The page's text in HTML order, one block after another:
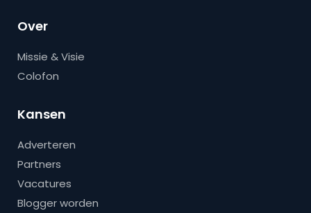
Over
Missie & Visie
Colofon
Kansen
Adverteren
Partners
Vacatures
Blogger worden